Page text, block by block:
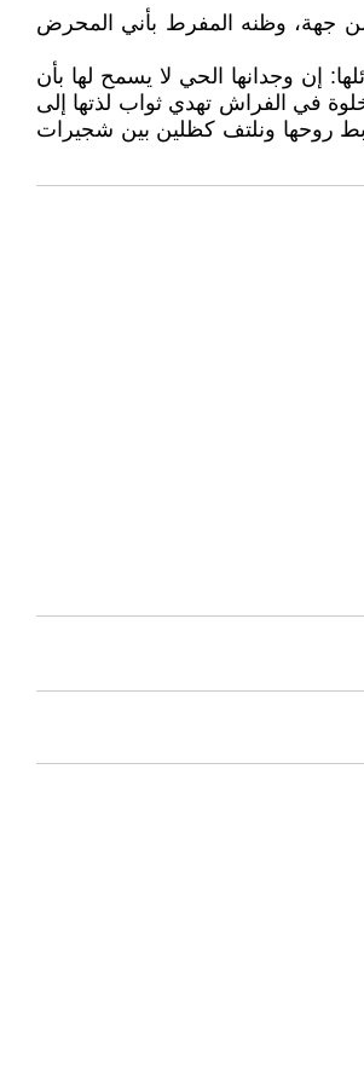
من جهة، وظنه المفرط بأني المحرض
إن وجدانها الحي لا يسمح لها بأن
في الفراش تهدي ثواب لذتها إلى
روحها ونلتف كظلين بين شجيرات